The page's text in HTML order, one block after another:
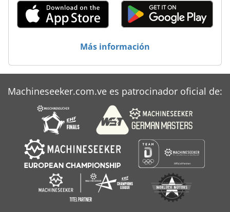
Más información
Machineseeker.com.ve es patrocinador oficial de: